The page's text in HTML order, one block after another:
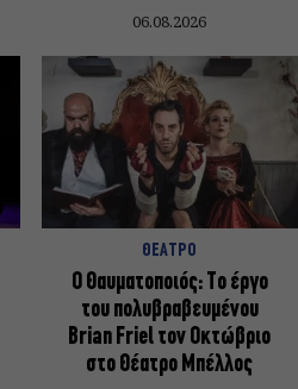
06.08.2026
ΘΕΑΤΡΟ
Ο Θαυματοποιός: Το έργο
του πολυβραβευμένου
Brian Friel τον Οκτώβριο
στο Θέατρο Μπέλλος